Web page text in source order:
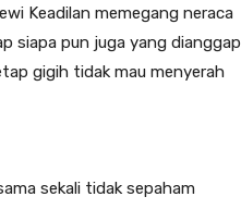
Keadilan memegang neraca
siapa pun juga yang dianggap
gigih tidak mau menyerah
sekali tidak sepaham